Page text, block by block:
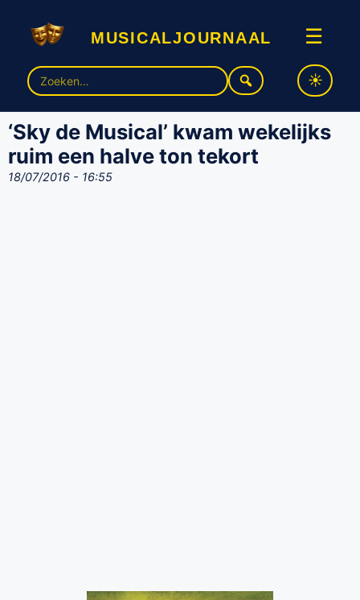
musicaljournaal ☰
Zoek
naar:
‘Sky de Musical’ kwam wekelijks
ruim een halve ton tekort
18/07/2016 - 16:55